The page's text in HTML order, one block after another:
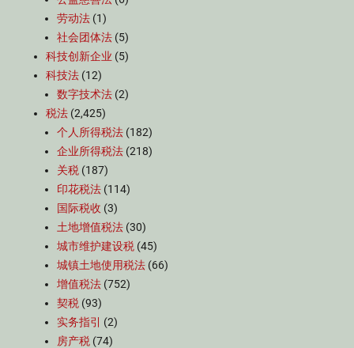
劳动法 (1)
社会团体法 (5)
科技创新企业 (5)
科技法 (12)
数字技术法 (2)
税法 (2,425)
个人所得税法 (182)
企业所得税法 (218)
关税 (187)
印花税法 (114)
国际税收 (3)
土地增值税法 (30)
城市维护建设税 (45)
城镇土地使用税法 (66)
增值税法 (752)
契税 (93)
实务指引
(2)
房产税 (74)